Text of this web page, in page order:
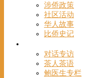
涉侨政策
社区活动
华人故事
比侨史记
对话专访
茶人茶语
鲍医生专栏